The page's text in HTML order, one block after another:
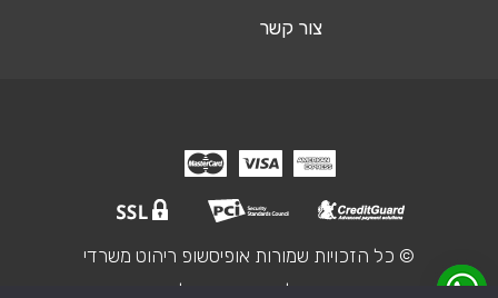
צור קשר
© כל הזכויות שמורות אופיסשופ ריהוט משרדי
אקסטרה דיגיטל - שיווק דיגיטלי ובניית אתר